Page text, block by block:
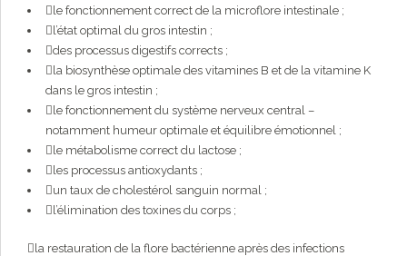
le fonctionnement correct de la microflore intestinale ;
l’état optimal du gros intestin ;
des processus digestifs corrects ;
la biosynthèse optimale des vitamines B et de la vitamine K
dans le gros intestin ;
le fonctionnement du système nerveux central –
notamment humeur optimale et équilibre émotionnel ;
le métabolisme correct du lactose ;
les processus antioxydants ;
un taux de cholestérol sanguin normal ;
l’élimination des toxines du corps ;
la restauration de la flore bactérienne après des infections